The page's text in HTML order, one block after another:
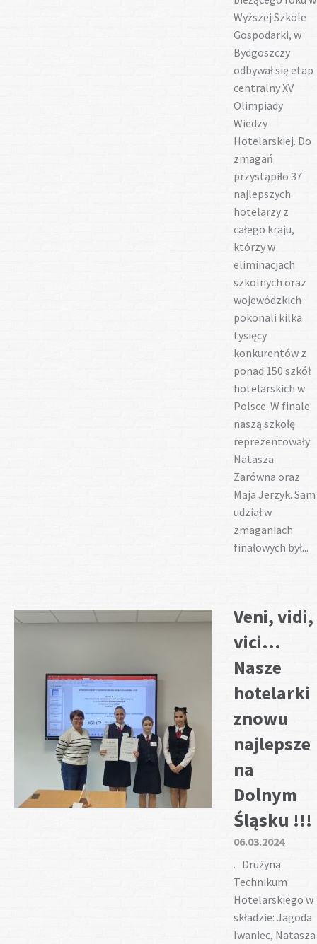
Wyższej Szkole
Gospodarki, w
Bydgoszczy
odbywał się etap
centralny XV
Olimpiady
Wiedzy
Hotelarskiej. Do
zmagań
przystąpiło 37
najlepszych
hotelarzy z
całego kraju,
którzy w
eliminacjach
szkolnych oraz
wojewódzkich
pokonali kilka
tysięcy
konkurentów z
ponad 150 szkół
hotelarskich w
Polsce. W finale
naszą szkołę
reprezentowały:
Natasza
Zarówna oraz
Maja Jerzyk. Sam
udział w
zmaganiach
finałowych był...
Veni, vidi,
vici...
Nasze
hotelarki
znowu
najlepsze
na
Dolnym
Śląsku !!!
06.03.2024
. Drużyna
Technikum
Hotelarskiego w
składzie: Jagoda
Iwaniec, Natasza